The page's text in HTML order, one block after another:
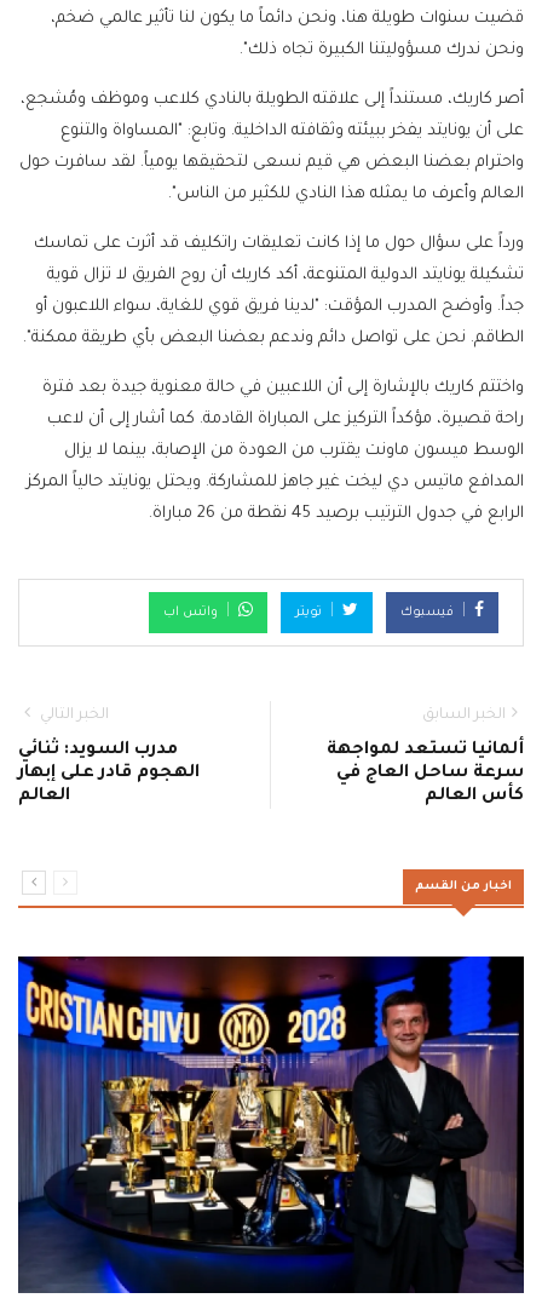
قضيت سنوات طويلة هنا، ونحن دائماً ما يكون لنا تأثير عالمي ضخم،
ونحن ندرك مسؤوليتنا الكبيرة تجاه ذلك".
أصر كاريك، مستنداً إلى علاقته الطويلة بالنادي كلاعب وموظف ومُشجع،
على أن يونايتد يفخر ببيئته وثقافته الداخلية. وتابع: "المساواة والتنوع
واحترام بعضنا البعض هي قيم نسعى لتحقيقها يومياً. لقد سافرت حول
العالم وأعرف ما يمثله هذا النادي للكثير من الناس".
ورداً على سؤال حول ما إذا كانت تعليقات راتكليف قد أثرت على تماسك
تشكيلة يونايتد الدولية المتنوعة، أكد كاريك أن روح الفريق لا تزال قوية
جداً. وأوضح المدرب المؤقت: "لدينا فريق قوي للغاية، سواء اللاعبون أو
الطاقم. نحن على تواصل دائم وندعم بعضنا البعض بأي طريقة ممكنة".
واختتم كاريك بالإشارة إلى أن اللاعبين في حالة معنوية جيدة بعد فترة
راحة قصيرة، مؤكداً التركيز على المباراة القادمة. كما أشار إلى أن لاعب
الوسط ميسون ماونت يقترب من العودة من الإصابة، بينما لا يزال
المدافع ماتيس دي ليخت غير جاهز للمشاركة. ويحتل يونايتد حالياً المركز
الرابع في جدول الترتيب برصيد 45 نقطة من 26 مباراة.
فيسبوك تويتر واتس اب
الخبر السابق
ألمانيا تستعد لمواجهة
سرعة ساحل العاج في
كأس العالم
الخبر التالي
مدرب السويد: ثنائي
الهجوم قادر على إبهار
العالم
اخبار من القسم